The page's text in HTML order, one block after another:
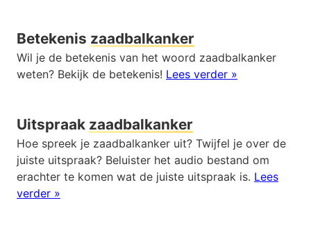
Betekenis zaadbalkanker
Wil je de betekenis van het woord zaadbalkanker
weten? Bekijk de betekenis! Lees verder »
Uitspraak zaadbalkanker
Hoe spreek je zaadbalkanker uit? Twijfel je over de
juiste uitspraak? Beluister het audio bestand om
erachter te komen wat de juiste uitspraak is. Lees
verder »